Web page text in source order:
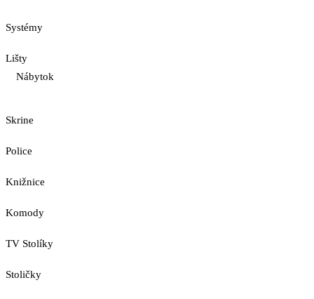
Systémy
Lišty
Nábytok
Skrine
Police
Knižnice
Komody
TV Stolíky
Stoličky